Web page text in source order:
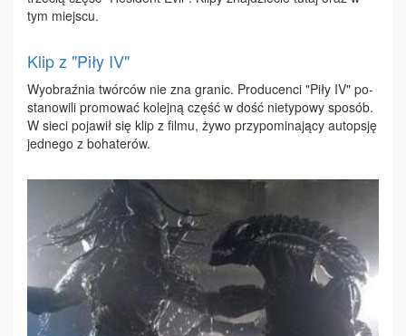
tym miej­scu.
Klip z "Piły IV"
Wy­obraź­nia twór­ców nie zna gra­nic. Pro­du­cen­ci "Pi­ły IV" po­
sta­no­wi­li pro­mo­wać ko­lej­ną część w dość nie­ty­po­wy spo­sób.
W sie­ci po­ja­wił się klip z fil­mu, ży­wo przy­po­mi­na­ją­cy au­top­sję
jed­ne­go z bo­ha­te­rów.